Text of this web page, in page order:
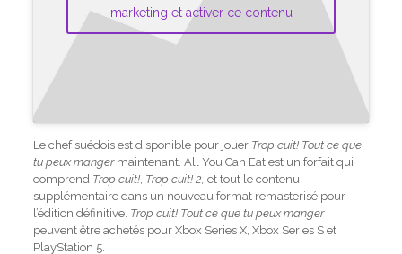
marketing et activer ce contenu
Le chef suédois est disponible pour jouer Trop cuit! Tout ce que
tu peux mangermaintenant. All You Can Eat est un forfait qui
comprendTrop cuit!, Trop cuit! 2, et tout le contenu
supplémentaire dans un nouveau format remasterisé pour
l’édition définitive. Trop cuit! Tout ce que tu peux manger
peuvent être achetés pour Xbox Series X, Xbox Series S et
PlayStation 5.